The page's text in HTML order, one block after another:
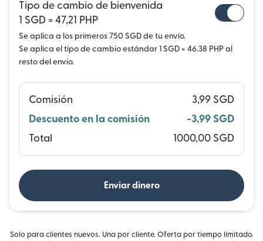
Tipo de cambio de bienvenida
1 SGD = 47,21 PHP
Se aplica a los primeros 750 SGD de tu envío.
Se aplica el tipo de cambio estándar 1 SGD = 46.38 PHP al
resto del envío.
Comisión
3,99 SGD
Descuento en la comisión
-3,99 SGD
Total
1000,00 SGD
Enviar dinero
Solo para clientes nuevos. Una por cliente. Oferta por tiempo limitado.